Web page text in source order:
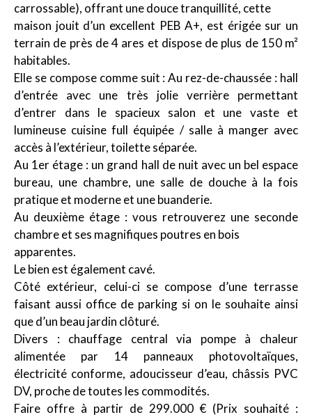
carrossable), offrant une douce tranquillité, cette
maison jouit d’un excellent PEB A+, est érigée sur un
terrain de près de 4 ares et dispose de plus de 150 m²
habitables.
Elle se compose comme suit : Au rez-de-chaussée : hall
d’entrée avec une très jolie verrière permettant
d’entrer dans le spacieux salon et une vaste et
lumineuse cuisine full équipée / salle à manger avec
accès à l’extérieur, toilette séparée.
Au 1er étage : un grand hall de nuit avec un bel espace
bureau, une chambre, une salle de douche à la fois
pratique et moderne et une buanderie.
Au deuxième étage : vous retrouverez une seconde
chambre et ses magnifiques poutres en bois
apparentes.
Le bien est également cavé.
Côté extérieur, celui-ci se compose d’une terrasse
faisant aussi office de parking si on le souhaite ainsi
que d’un beau jardin clôturé.
Divers : chauffage central via pompe à chaleur
alimentée par 14 panneaux photovoltaïques,
électricité conforme, adoucisseur d’eau, châssis PVC
DV, proche de toutes les commodités.
Faire offre à partir de 299.000 € (Prix souhaité :